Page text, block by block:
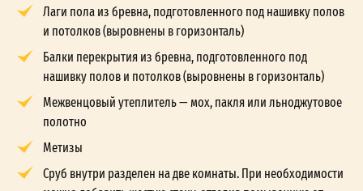
Лаги пола из бревна, подготовленного под нашивку полов
и потолков (выровнены в горизонталь)
Балки перекрытия из бревна, подготовленного под
нашивку полов и потолков (выровнены в горизонталь)
Межвенцовый утеплитель — мох, пакля или льноджутовое
полотно
Метизы
Сруб внутри разделен на две комнаты. При необходимости